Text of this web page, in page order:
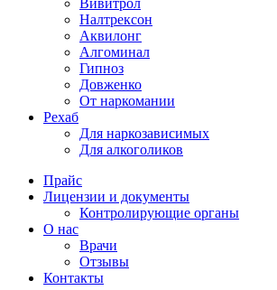
Вивитрол
Налтрексон
Аквилонг
Алгоминал
Гипноз
Довженко
От наркомании
Рехаб
Для наркозависимых
Для алкоголиков
Прайс
Лицензии и документы
Контролирующие органы
О нас
Врачи
Отзывы
Контакты